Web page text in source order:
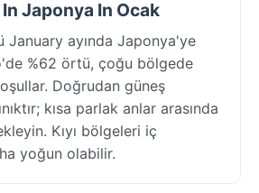
Japonya In Ocak
January ayında Japonya'ye
%62 örtü, çoğu bölgede
Doğrudan güneş
kısa parlak anlar arasında
Kıyı bölgeleri iç
yoğun olabilir.